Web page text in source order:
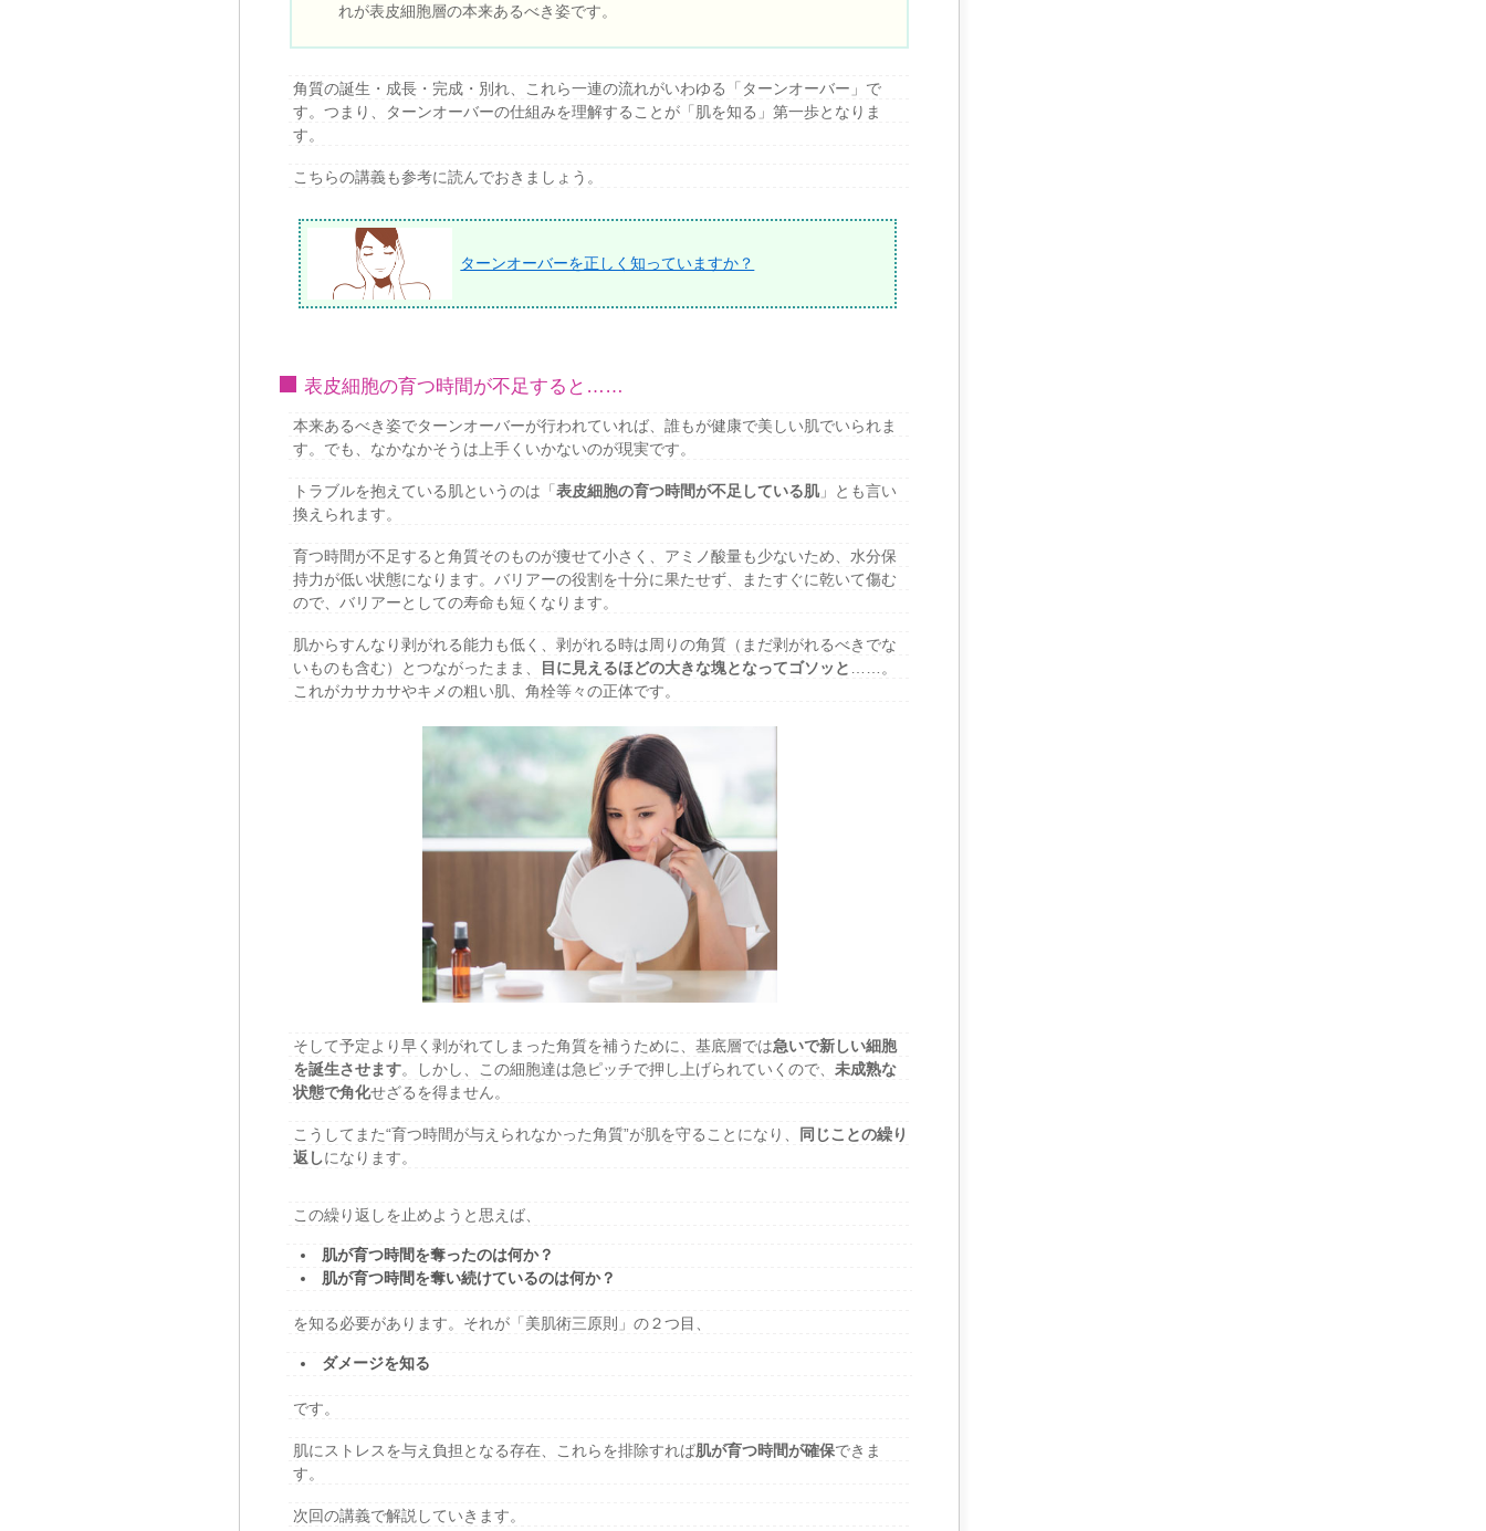
れが表皮細胞層の本来あるべき姿です。
角質の誕生・成長・完成・別れ、これら一連の流れがいわゆる「ターンオーバー」で
す。つまり、ターンオーバーの仕組みを理解することが「肌を知る」第一歩となりま
す。
こちらの講義も参考に読んでおきましょう。
ターンオーバーを正しく知っていますか？
表皮細胞の育つ時間が不足すると……
本来あるべき姿でターンオーバーが行われていれば、誰もが健康で美しい肌でいられま
す。でも、なかなかそうは上手くいかないのが現実です。
トラブルを抱えている肌というのは「表皮細胞の育つ時間が不足している肌」とも言い
換えられます。
育つ時間が不足すると角質そのものが痩せて小さく、アミノ酸量も少ないため、水分保
持力が低い状態になります。バリアーの役割を十分に果たせず、またすぐに乾いて傷む
ので、バリアーとしての寿命も短くなります。
肌からすんなり剥がれる能力も低く、剥がれる時は周りの角質（まだ剥がれるべきでな
いものも含む）とつながったまま、
目に見えるほどの大きな塊となってゴソッと
……。
これがカサカサやキメの粗い肌、角栓等々の正体です。
そして予定より早く剥がれてしまった角質を補うために、基底層では急いで新しい細胞
を誕生させます。しかし、この細胞達は急ピッチで押し上げられていくので、未成熟な
状態で角化せざるを得ません。
こうしてまた“育つ時間が与えられなかった角質”が肌を守ることになり、
同じことの繰り
返しになります。
この繰り返しを止めようと思えば、
肌が育つ時間を奪ったのは何か？
肌が育つ時間を奪い続けているのは何か？
を知る必要があります。それが「美肌術三原則」の２つ目、
ダメージを知る
です。
肌にストレスを与え負担となる存在、これらを排除すれば肌が育つ時間が確保できま
す。
次回の講義で解説していきます。